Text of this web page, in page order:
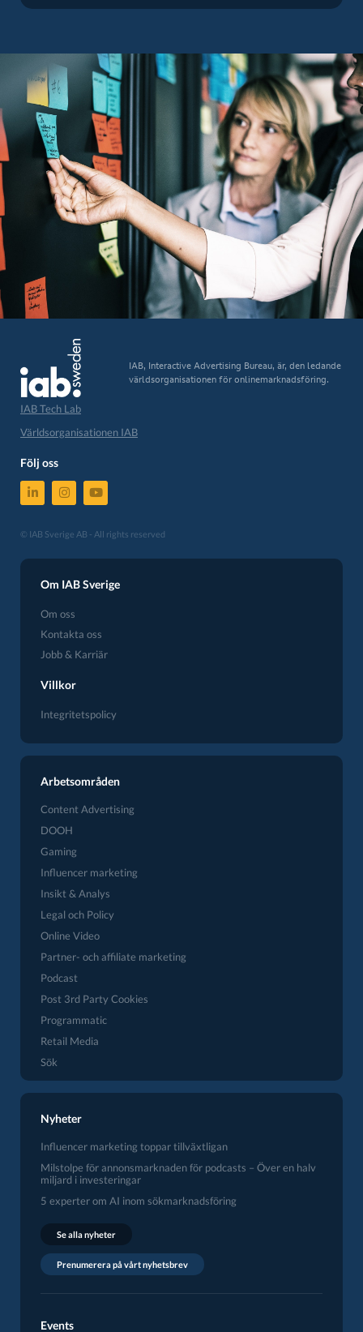
IAB, Interactive Advertising Bureau, är, den ledande
världsorganisationen för onlinemarknadsföring.
IAB Tech Lab
Världsorganisationen IAB
Följ oss
© IAB Sverige AB - All rights reserved
Om IAB Sverige
Om oss
Kontakta oss
Jobb & Karriär
Villkor
Integritetspolicy
Arbetsområden
Content Advertising
DOOH
Gaming
Influencer marketing
Insikt & Analys
Legal och Policy
Online Video
Partner- och affiliate marketing
Podcast
Post 3rd Party Cookies
Programmatic
Retail Media
Sök
Nyheter
Influencer marketing toppar tillväxtligan
Milstolpe för annonsmarknaden för podcasts – Över en halv
miljard i investeringar
5 experter om AI inom sökmarknadsföring
Se alla nyheter
Prenumerera på vårt nyhetsbrev
Events